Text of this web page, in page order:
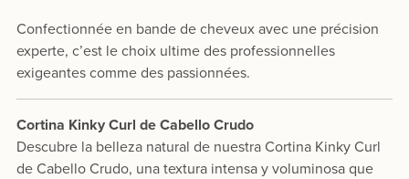
Confectionnée en bande de cheveux avec une précision
experte, c’est le choix ultime des professionnelles
exigeantes comme des passionnées.
Cortina Kinky Curl de Cabello Crudo
Descubre la belleza natural de nuestra Cortina Kinky Curl
de Cabello Crudo, una textura intensa y voluminosa que